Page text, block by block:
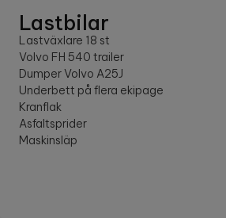
Lastbilar
Lastväxlare 18 st
Volvo FH 540 trailer
Dumper Volvo A25J
Underbett på flera ekipage
Kranflak
Asfaltsprider
Maskinsläp